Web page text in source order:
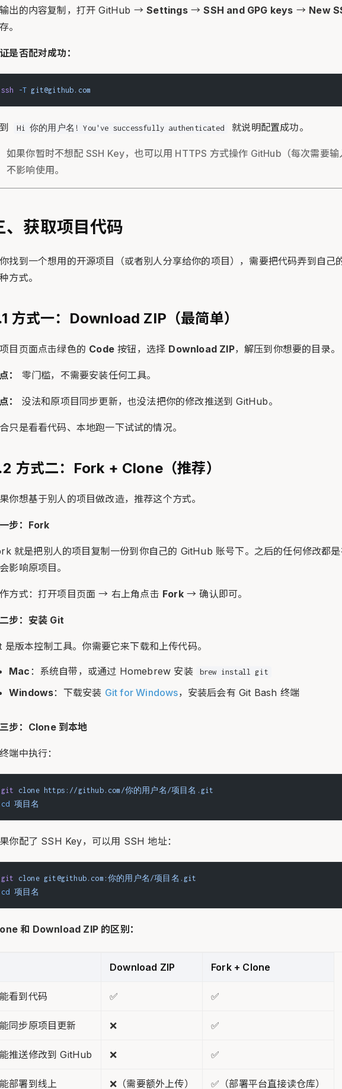
出的内容复制，打开 GitHub →Settings→SSH and GPG keys → New
。
是否配对成功：
ssh -T git@github.com
Hi 你的用户名! You've successfully authenticated 就说明配置成功。
如果你暂时不想配 SSH Key，也可以用 HTTPS 方式操作 GitHub（每次需要
不影响使用。
、获取项目代码
找到一个想用的开源项目（或者别人分享给你的项目），需要把代码弄到自己
方式。
方式一：Download ZIP（最简单）
目页面点击绿色的 Code 按钮，选择 Download ZIP，解压到你想要的目录。
： 零门槛，不需要安装任何工具。
： 没法和原项目同步更新，也没法把你的修改推送到 GitHub。
只是看看代码、本地跑一下试试的情况。
方式二：Fork + Clone（推荐）
你想基于别人的项目做改造，推荐这个方式。
步：Fork
就是把别人的项目复制一份到你自己的 GitHub 账号下。之后的任何修改都
影响原项目。
方式：打开项目页面 → 右上角点击 Fork→ 确认即可。
步：安装 Git
是版本控制工具。你需要它来下载和上传代码。
Mac ：系统自带，或通过 Homebrew 安装 brew install git
Windows：下载安装 Git for Windows，安装后会有 Git Bash 终端
步：Clone 到本地
端中执行：
git clone https://github.com/你的用户名/项目名.git
cd 项目名
你配了 SSH Key，可以用 SSH 地址：
git clone git@github.com:你的用户名/项目名.git
cd 项目名
和 Download ZIP 的区别：
Download ZIP Fork + Clone
能看到代码 ✅ ✅
能同步原项目更新 ❌ ✅
能推送修改到 GitHub ❌ ✅
能部署到线上 ❌（需要额外上传） ✅（部署平台直接读仓库）